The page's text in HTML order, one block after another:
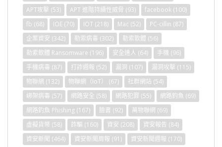
APT攻擊 (53) APT 進階持續性威脅 (93) facebook (100)
fb (68) IOE (70) IOT (218) Mac (52) PC-cillin (87)
企業資安 (342) 勒索病毒 (302) 勒索軟體 (56)
勒索軟體 Ransomware (196) 安全達人 (64) 手機 (96)
手機病毒 (87) 打詐週報 (52) 漏洞 (107) 漏洞攻擊 (115)
物聯網 (132) 物聯網（IoT） (67) 社群網站 (54)
綁架病毒 (57) 網路安全 (58) 網路犯罪 (55) 網路釣魚 (69)
網路釣魚 Phishing (167) 臉書 (92) 萬物聯網 (69)
虛擬貨幣 (58) 詐騙 (160) 資安 (208) 資安報告 (84)
資安新聞 (464) 資安新聞周報 (91) 資安新聞週報 (170)